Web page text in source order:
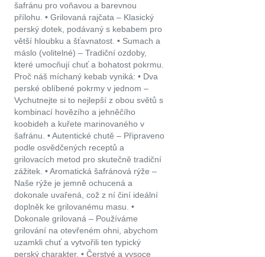
šafránu pro voňavou a barevnou
přílohu. • Grilovaná rajčata – Klasický
perský dotek, podávaný s kebabem pro
větší hloubku a šťavnatost. • Sumach a
máslo (volitelné) – Tradiční ozdoby,
které umocňují chuť a bohatost pokrmu.
Proč náš míchaný kebab vyniká: • Dva
perské oblíbené pokrmy v jednom –
Vychutnejte si to nejlepší z obou světů s
kombinací hovězího a jehněčího
koobideh a kuřete marinovaného v
šafránu. • Autentické chutě – Připraveno
podle osvědčených receptů a
grilovacích metod pro skutečně tradiční
zážitek. • Aromatická šafránová rýže –
Naše rýže je jemně ochucená a
dokonale uvařená, což z ní činí ideální
doplněk ke grilovanému masu. •
Dokonale grilovaná – Používáme
grilování na otevřeném ohni, abychom
uzamkli chuť a vytvořili ten typický
perský charakter. • Čerstvé a vysoce